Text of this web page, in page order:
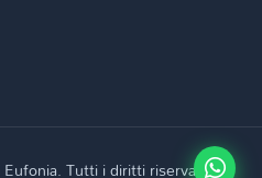
Tutti i diritti riservati.